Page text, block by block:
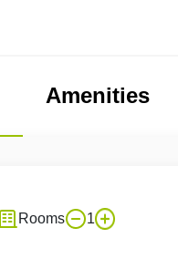
Amenities
Rooms 1